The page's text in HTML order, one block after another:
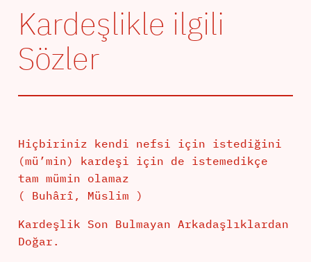
Kardeşlikle ilgili
Sözler
Hiçbiriniz kendi nefsi için istediğini
(mü’min) kardeşi için de istemedikçe
tam mümin olamaz
( Buhârî, Müslim )
Kardeşlik Son Bulmayan Arkadaşlıklardan
Doğar.